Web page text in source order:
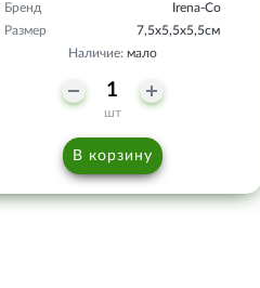
Бренд
Irena-Co
Размер
7,5х5,5х5,5см
Наличие: мало
шт
В корзину